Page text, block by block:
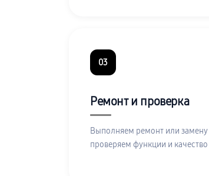
03
Ремонт и проверка
Выполняем ремонт или замену
проверяем функции и